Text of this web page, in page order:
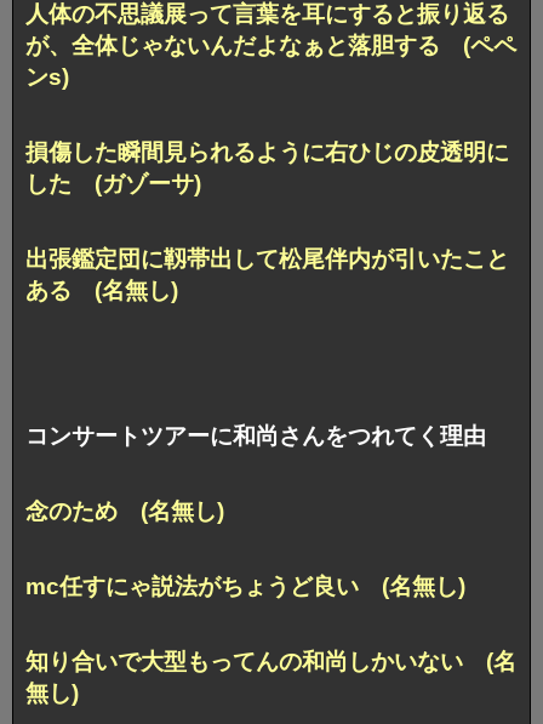
人体の不思議展って言葉を耳にすると振り返る
が、全体じゃないんだよなぁと落胆する (ペペ
ンs)
損傷した瞬間見られるように右ひじの皮透明に
した (ガゾーサ)
出張鑑定団に靱帯出して松尾伴内が引いたこと
ある (名無し)
コンサートツアーに和尚さんをつれてく理由
念のため (名無し)
mc任すにゃ説法がちょうど良い (名無し)
知り合いで大型もってんの和尚しかいない (名
無し)